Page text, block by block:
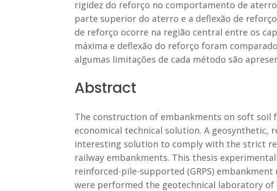
rigidez do reforço no comportamento de
parte superior do aterro e a deflexão de
de reforço ocorre na região central entre os
máxima e deflexão do reforço foram
algumas limitações de cada método são
Abstract
The construction of embankments on soft soil
economical technical solution. A geosynthetic,
interesting solution to comply with the strict
railway embankments. This thesis
reinforced-pile-supported (GRPS)
were performed the geotechnical laboratory of